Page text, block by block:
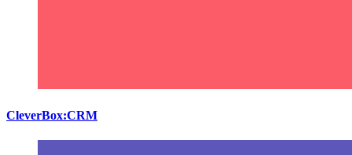
CleverBox:CRM